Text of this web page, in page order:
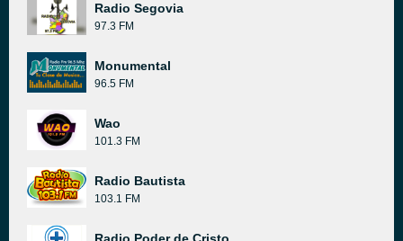
Radio Segovia
97.3 FM
Monumental
96.5 FM
Wao
101.3 FM
Radio Bautista
103.1 FM